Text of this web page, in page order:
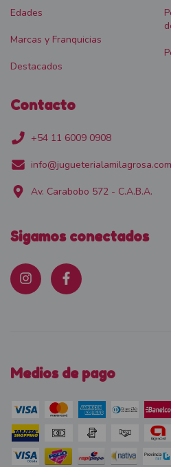
Edades
Marcas y Franquicias
Destacados
Contacto
+54 11 6009 0908
Av. Carabobo 572 - C.A.B.A.
Sigamos conectados
Medios de pago